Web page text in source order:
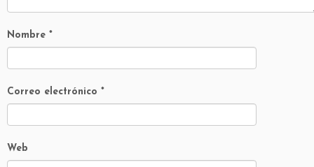
Nombre *
Correo electrónico *
Web